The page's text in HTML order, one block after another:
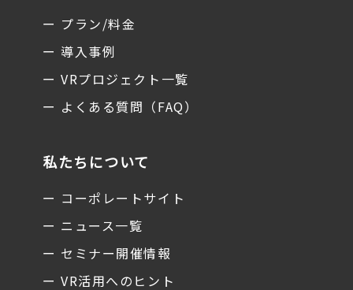
ー プラン/料金
ー 導入事例
ー VRプロジェクト一覧
ー よくある質問（FAQ）
私たちについて
ー コーポレートサイト
ー ニュース一覧
ー セミナー開催情報
ー VR活用へのヒント